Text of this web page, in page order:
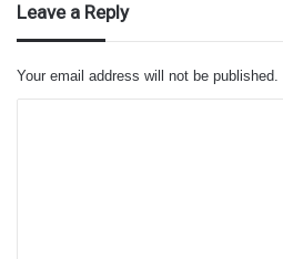
Leave a Reply
Your email address will not be published.